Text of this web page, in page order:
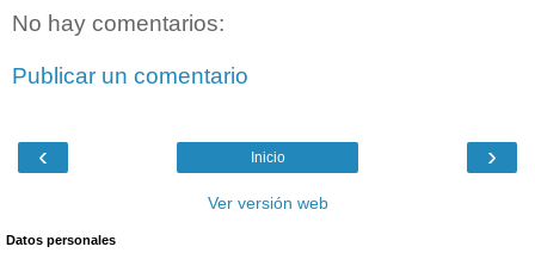
No hay comentarios:
Publicar un comentario
‹ ›
Inicio
Ver versión web
Datos personales